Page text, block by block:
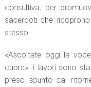
consultiva, per
sacerdoti che
stesso.
«Ascoltate oggi la
cuore»: i lavori sono
preso spunto dal